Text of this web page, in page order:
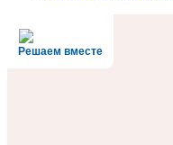
Решаем вместе